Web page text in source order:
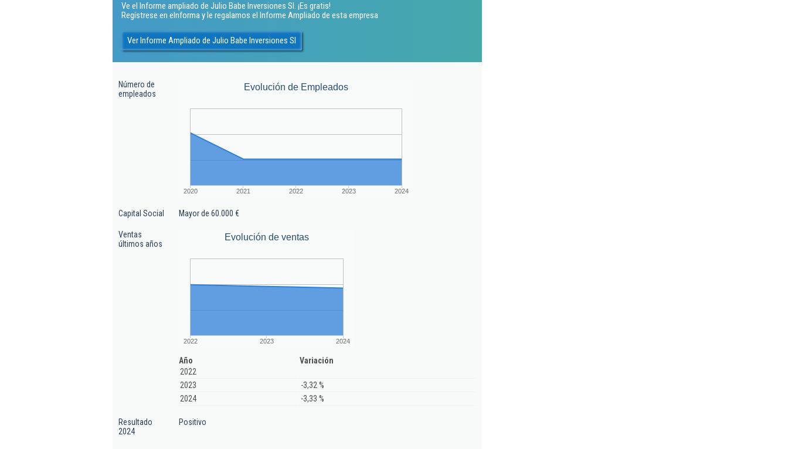
Ve el Informe ampliado de Julio Babe Inversiones Sl. ¡Es gratis!
Regístrese en eInforma y le regalamos el Informe Ampliado de esta empresa
Ver Informe Ampliado de Julio Babe Inversiones Sl
Número de
empleados
Evolución de Empleados
2020 2021 2022 2023 2024
Capital Social Mayor de 60.000 €
Ventas
últimos años
Evolución de ventas
2022 2023 2024
Año
Variación
2022
2023
-3,32 %
2024
-3,33 %
Resultado
2024
Positivo